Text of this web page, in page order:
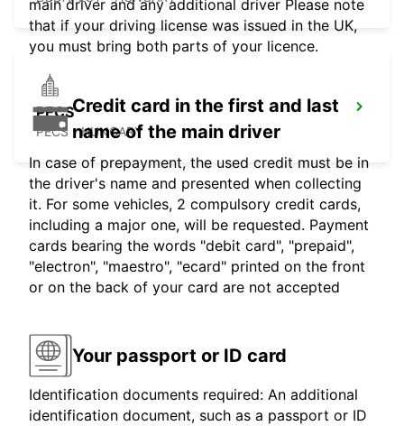
PECS
PECS - HUNGARY
main driver and any additional driver Please note
that if your driving license was issued in the UK,
you must bring both parts of your licence.
Credit card in the first and last
name of the main driver
In case of prepayment, the used credit must be in
the driver's name and presented when collecting
it. For some vehicles, 2 compulsory credit cards,
including a major one, will be requested. Payment
cards bearing the words "debit card", "prepaid",
"electron", "maestro", "ecard" printed on the front
or on the back of your card are not accepted
Your passport or ID card
Identification documents required: An additional
identification document, such as a passport or ID